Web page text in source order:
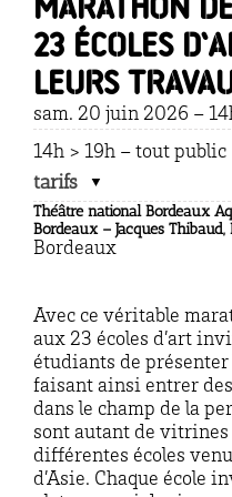
Marathon
23 écoles
leurs
sam. 20 juin 2026 –
14h > 19h – tout public
tarifs
Théâtre national Bordeaux
Bordeaux – Jacques
Bordeaux
Avec ce véritable
aux 23 écoles d’art
étudiants de
faisant ainsi entrer
dans le champ de la
sont autant de vitrines
différentes écoles
d’Asie. Chaque école